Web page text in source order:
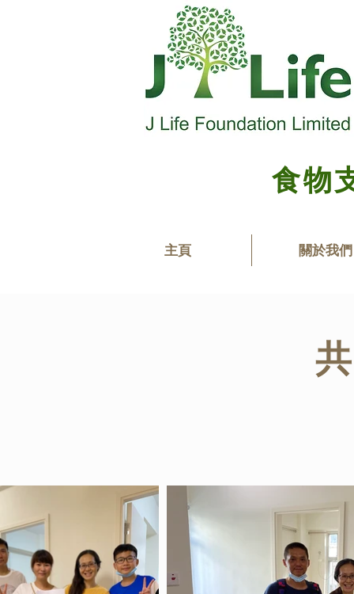
食物
主頁 關於我們